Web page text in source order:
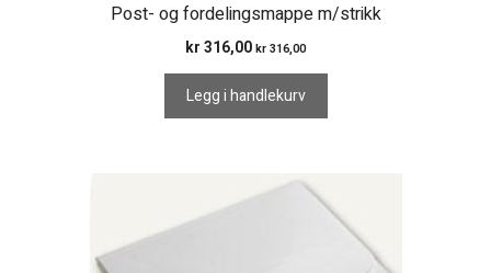
Post- og fordelingsmappe m/strikk
kr 316,00 kr 316,00
Legg i handlekurv